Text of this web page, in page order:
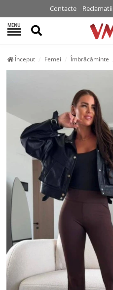
Contacte Reclamatii
MENU Cautati
Început Femei Îmbrăcăminte